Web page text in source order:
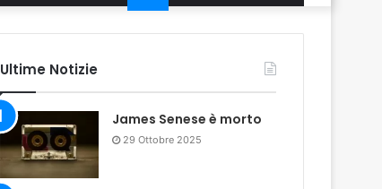
...
Ultime Notizie
James Senese è morto
29 Ottobre 2025